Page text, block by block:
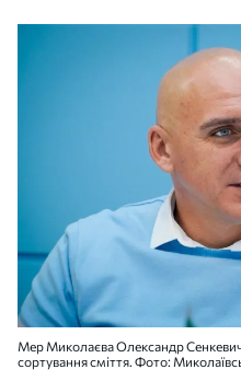
Мер Миколаєва Олександр
сортування сміття. Фото: